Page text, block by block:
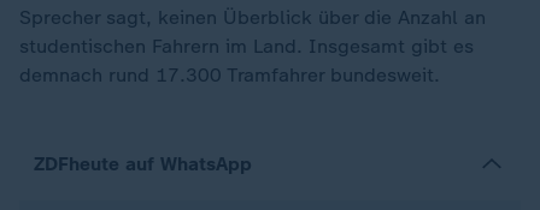
Sprecher sagt, keinen Überblick über die Anzahl an
studentischen Fahrern im Land. Insgesamt gibt es
demnach rund 17.300 Tramfahrer bundesweit.
ZDFheute auf WhatsApp